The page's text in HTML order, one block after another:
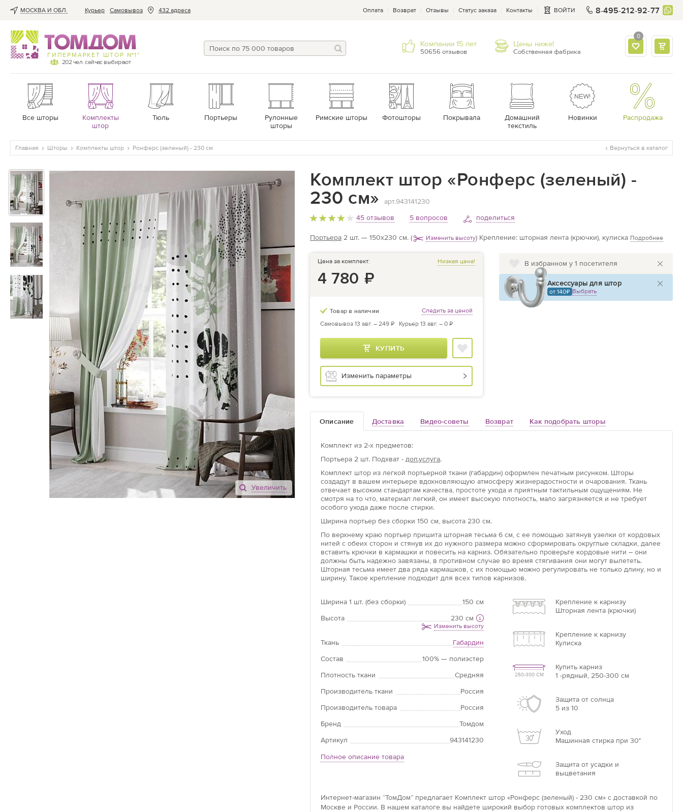
МОСКВА И ОБЛ. Курьер Cамовывоз 432 адреса Оплата Возврат Отзывы Статус заказа Контакты ВОЙТИ 8-495-212-92-77
ГИПЕРМАРКЕТ ШТОР №1*
202 чел. сейчас выбирают
Компании 15 лет
50656 отзывов
Цены ниже!
Собственная фабрика
0
Все шторы
Комплекты
штор
Тюль Портьеры
Рулонные
шторы
Римские шторы Фотошторы Покрывала
Домашний
текстиль
Новинки Распродажа
Главная Шторы Комплекты штор Ронферс (зеленый) - 230 см Вернуться в каталог
Увеличить Увеличить
Комплект штор «Ронферс (зеленый) -
230 см»
арт.943141230
45 отзывов
5 вопросов поделиться
Портьера 2 шт. — 150х230 см. ( Изменить высоту) Крепление: шторная лента (крючки), кулиска Подробнее
Цена за комплект: Низкая цена!
4 780 ₽
Товар в наличии
Следить за ценой
Самовывоз 13 авг. – 249 ₽ Курьер 13 авг. – 0 ₽
КУПИТЬ
Изменить параметры
В избранном у 1 посетителя
Аксессуары для штор
от 140 Выбрать
Описание Доставка Видео-советы Возврат Как подобрать шторы
Комплект из 2-х предметов:
Портьера 2 шт. Подхват - доп.услуга.
Комплект штор из легкой портьерной ткани (габардин) оформлен печатным рисунком. Шторы
создадут в вашем интерьере вдохновляющую атмосферу жизнерадостности и очарования. Ткань
отвечает высоким стандартам качества, простоте ухода и приятным тактильным ощущениям. Не
смотря на то что, материал легкий, он имеет высокую плотность, мало загрязняется и не требует
особого ухода даже после стирки.
Ширина портьер без сборки 150 см, высота 230 см.
По верхнему краю портьер пришита шторная тесьма 6 см, с ее помощью затянув узелки от кордовых
нитей с обеих сторон и стянув их до нужного размера можно сформировать округлые складки, далее
вставить крючки в кармашки и повесить на карниз. Обязательно проверьте кордовые нити – они
должны быть надежно завязаны, в противном случае во время стягивания они могут вылететь.
Шторная тесьма имеет два ряда кармашков, с их помощью можно регулировать не только длину, но и
ширину. Такое крепление подходит для всех типов карнизов.
Ширина 1 шт. (без сборки)
150 см
Высота
230 см
Изменить высоту
Ткань
Габардин
Состав
100% — полиэстер
Плотность ткани
Средняя
Производитель ткани
Россия
Производитель товара
Россия
Бренд
Томдом
Артикул
943141230
Полное описание товара
Крепление к карнизу
Шторная лента (крючки)
Крепление к карнизу
Кулиска
250-300 СМ
Купить карниз
1 -рядный, 250-300 см
Защита от солнца
5 из 10
Уход
Машинная стирка при 30°
Защита от усадки и
выцветания
Интернет-магазин “ТомДом” предлагает Комплект штор «Ронферс (зеленый) - 230 см» с доставкой по
Москве и России. В нашем каталоге вы найдете широкий выбор готовых комплектов штор из
Длина карниза – это базовая цифра, от которой
необходимо отталкиваться при расчётах.
Если нет карниза
ваша ширина.